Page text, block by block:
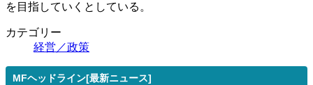
を目指していくとしている。
カテゴリー
経営／政策
MFヘッドライン[最新ニュース]